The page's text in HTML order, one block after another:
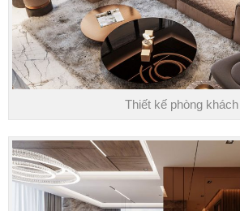
Thiết kế phòng khách